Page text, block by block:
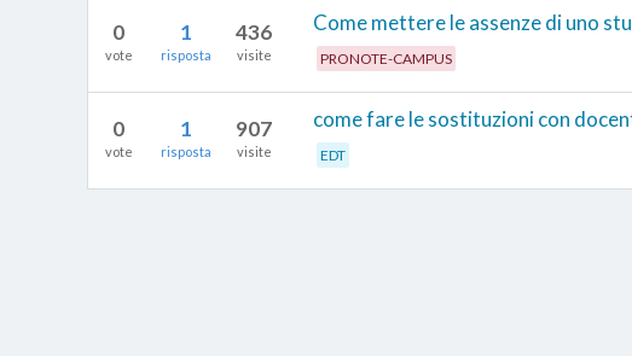
0
vote
1
risposta
436
visite
Come mettere le assenze di uno
PRONOTE-CAMPUS
0
vote
1
risposta
907
visite
come fare le sostituzioni con
EDT